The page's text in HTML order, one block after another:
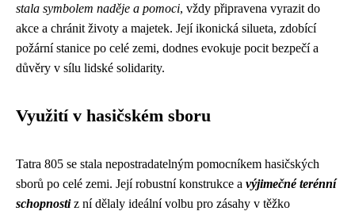
stala symbolem naděje a pomoci, vždy připravena vyrazit do
akce a chránit životy a majetek. Její ikonická silueta, zdobící
požární stanice po celé zemi, dodnes evokuje pocit bezpečí a
důvěry v sílu lidské solidarity.
Využití v hasičském sboru
Tatra 805 se stala nepostradatelným pomocníkem hasičských
sborů po celé zemi. Její robustní konstrukce a výjimečné terénní
schopnostiz ní dělaly ideální volbu pro zásahy v těžko